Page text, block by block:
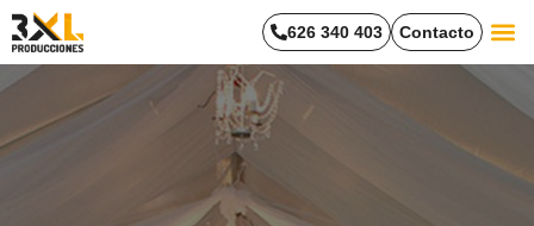
626 340 403 Contacto